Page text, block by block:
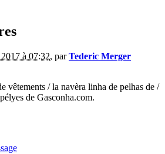
à 07:32, parTederic Merger
vêtements / la navèra linha de pelhas de /
de Gasconha.com.